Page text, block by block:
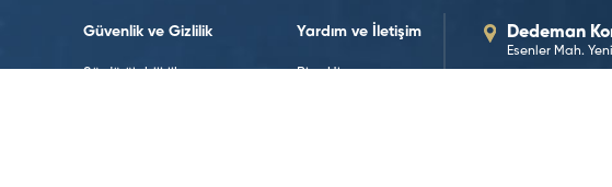
Güvenlik ve Gizlilik
Sürdürülebilirlik
Yardım ve İletişim
Bize Ulaşın
Dedeman
Esenler Mah.